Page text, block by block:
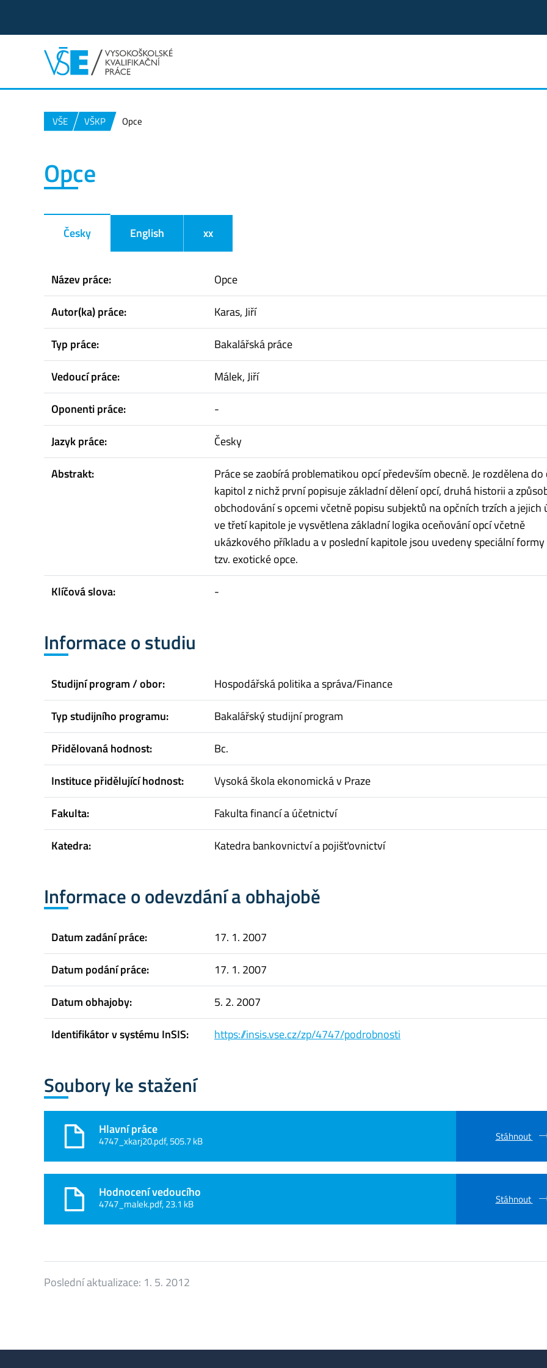
VŠE VŠKP Opce
Opce
Česky English xx
Název práce:
Opce
Autor(ka) práce:
Karas, Jiří
Typ práce:
Bakalářská práce
Vedoucí práce:
Málek, Jiří
Oponenti práce:
-
Jazyk práce:
Česky
Abstrakt:
Práce se zaobírá problematikou opcí především obecně. Je rozdělena
kapitol z nichž první popisuje základní dělení opcí, druhá historii a
obchodování s opcemi včetně popisu subjektů na opčních trzích a jejich
ve třetí kapitole je vysvětlena základní logika oceňování opcí včetně
ukázkového příkladu a v poslední kapitole jsou uvedeny speciální formy
tzv. exotické opce.
Klíčová slova:
-
Informace o studiu
Studijní program / obor:
Hospodářská politika a správa/Finance
Typ studijního programu:
Bakalářský studijní program
Přidělovaná hodnost:
Bc.
Instituce přidělující hodnost:
Vysoká škola ekonomická v Praze
Fakulta:
Fakulta financí a účetnictví
Katedra:
Katedra bankovnictví a pojišťovnictví
Informace o odevzdání a obhajobě
Datum zadání práce:
17. 1. 2007
Datum podání práce:
17. 1. 2007
Datum obhajoby:
5. 2. 2007
Identifikátor v systému InSIS:
https://insis.vse.cz/zp/4747/podrobnosti
Soubory ke stažení
Hlavní práce
4747_xkarj20.pdf, 505.7 kB Stáhnout
Hodnocení vedoucího
4747_malek.pdf, 23.1 kB Stáhnout
Poslední aktualizace: 1. 5. 2012